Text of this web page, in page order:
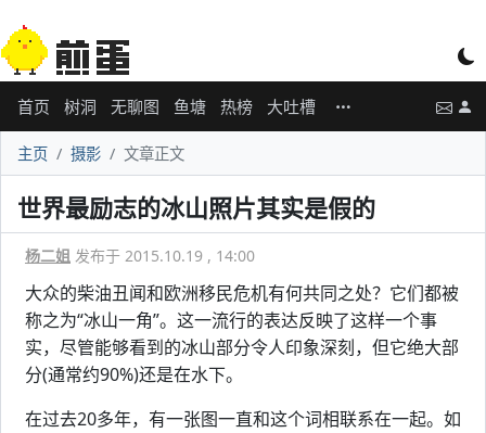
首页 树洞 无聊图 鱼塘 热榜 大吐槽
主页 摄影 文章正文
世界最励志的冰山照片其实是假的
杨二姐 发布于 2015.10.19 , 14:00
大众的柴油丑闻和欧洲移民危机有何共同之处？它们都被
称之为“冰山一角”。这一流行的表达反映了这样一个事
实，尽管能够看到的冰山部分令人印象深刻，但它绝大部
分(通常约90%)还是在水下。
在过去20多年，有一张图一直和这个词相联系在一起。如